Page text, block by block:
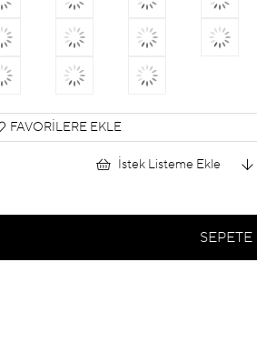
FAVORILERE EKLE
İstek Listeme Ekle